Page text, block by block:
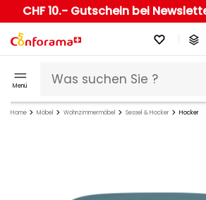
CHF 10.- Gutschein bei
Menü
Home Möbel Wohnzimmermöbel Sessel & Hocker Hocker